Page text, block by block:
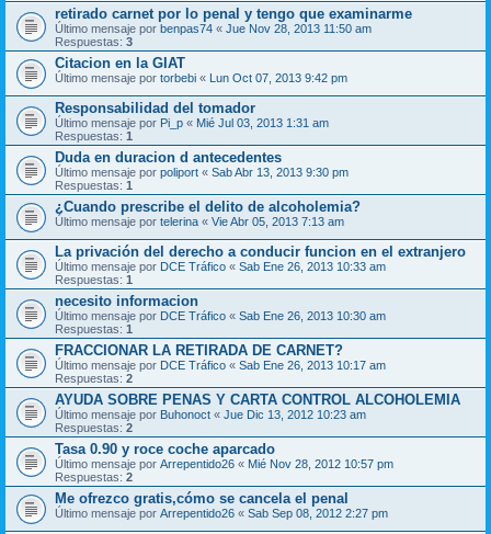
retirado carnet por lo penal y tengo que examinarme
Último mensaje por benpas74 « Jue Nov 28, 2013 11:50 am
Respuestas: 3
Citacion en la GIAT
Último mensaje por torbebi « Lun Oct 07, 2013 9:42 pm
Responsabilidad del tomador
Último mensaje por Pi_p « Mié Jul 03, 2013 1:31 am
Respuestas: 1
Duda en duracion d antecedentes
Último mensaje por poliport « Sab Abr 13, 2013 9:30 pm
Respuestas: 1
¿Cuando prescribe el delito de alcoholemia?
Último mensaje por telerina « Vie Abr 05, 2013 7:13 am
La privación del derecho a conducir funcion en el extranjero
Último mensaje por DCE Tráfico « Sab Ene 26, 2013 10:33 am
Respuestas: 1
necesito informacion
Último mensaje por DCE Tráfico « Sab Ene 26, 2013 10:30 am
Respuestas: 1
FRACCIONAR LA RETIRADA DE CARNET?
Último mensaje por DCE Tráfico « Sab Ene 26, 2013 10:17 am
Respuestas: 2
AYUDA SOBRE PENAS Y CARTA CONTROL ALCOHOLEMIA
Último mensaje por Buhonoct « Jue Dic 13, 2012 10:23 am
Respuestas: 2
Tasa 0.90 y roce coche aparcado
Último mensaje por Arrepentido26 « Mié Nov 28, 2012 10:57 pm
Respuestas: 2
Me ofrezco gratis,cómo se cancela el penal
Último mensaje por Arrepentido26 « Sab Sep 08, 2012 2:27 pm